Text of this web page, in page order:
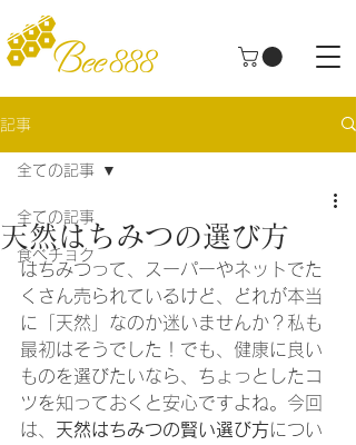
記事
全ての記事
食べチョク
全ての記事
天然はちみつの選び方
はちみつって、スーパーやネットでた
くさん売られているけど、どれが本当
に「天然」なのか迷いませんか？私も
最初はそうでした！でも、健康に良い
ものを選びたいなら、ちょっとしたコ
ツを知っておくと安心ですよね。今回
は、 天然はちみつの賢い選び方につい